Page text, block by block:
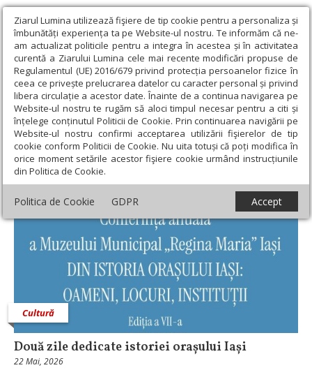
Ziarul Lumina utilizează fişiere de tip cookie pentru a personaliza și
îmbunătăți experiența ta pe Website-ul nostru. Te informăm că ne-
am actualizat politicile pentru a integra în acestea și în activitatea
curentă a Ziarului Lumina cele mai recente modificări propuse de
Regulamentul (UE) 2016/679 privind protecția persoanelor fizice în
ceea ce privește prelucrarea datelor cu caracter personal și privind
libera circulație a acestor date. Înainte de a continua navigarea pe
Website-ul nostru te rugăm să aloci timpul necesar pentru a citi și
înțelege conținutul Politicii de Cookie. Prin continuarea navigării pe
Website-ul nostru confirmi acceptarea utilizării fişierelor de tip
cookie conform Politicii de Cookie. Nu uita totuși că poți modifica în
orice moment setările acestor fişiere cookie urmând instrucțiunile
din Politica de Cookie.
Politica de Cookie GDPR Accept
Ziarul Lumina › Educaţie și Cultură › Cultură
Cultură
Cultură
Două zile dedicate istoriei orașului Iași
22 Mai, 2026